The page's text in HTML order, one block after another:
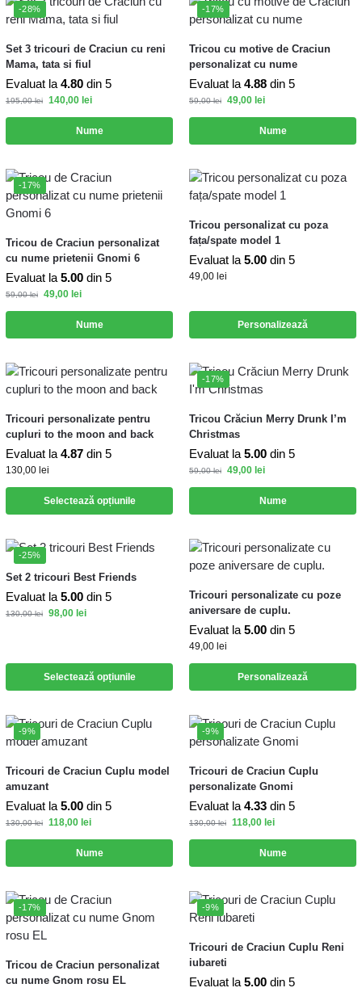
-28%
Set 3 tricouri de Craciun cu reni
Mama, tata si fiul
Evaluat la 4.80 din 5
195,00lei 140,00 lei
Nume
-17%
Tricou cu motive de Craciun
personalizat cu nume
Evaluat la 4.88 din 5
59,00lei 49,00 lei
Nume
-17%
Tricou de Craciun personalizat
cu nume prietenii Gnomi 6
Evaluat la 5.00 din 5
59,00lei 49,00 lei
Nume
Tricou personalizat cu poza
fața/spate model 1
Evaluat la 5.00 din 5
49,00 lei
Personalizează
Tricouri personalizate pentru
cupluri to the moon and back
Evaluat la 4.87 din 5
130,00 lei
Selectează opțiunile
-17%
Tricou Crăciun Merry Drunk I’m
Christmas
Evaluat la 5.00 din 5
59,00lei 49,00 lei
Nume
-25%
Set 2 tricouri Best Friends
Evaluat la 5.00 din 5
130,00lei 98,00 lei
Selectează opțiunile
Tricouri personalizate cu poze
aniversare de cuplu.
Evaluat la 5.00 din 5
49,00 lei
Personalizează
-9%
Tricouri de Craciun Cuplu model
amuzant
Evaluat la 5.00 din 5
130,00lei 118,00 lei
Nume
-9%
Tricouri de Craciun Cuplu
personalizate Gnomi
Evaluat la 4.33 din 5
130,00lei 118,00 lei
Nume
-17%
Tricou de Craciun personalizat
cu nume Gnom rosu EL
-9%
Tricouri de Craciun Cuplu Reni
iubareti
Evaluat la 5.00 din 5